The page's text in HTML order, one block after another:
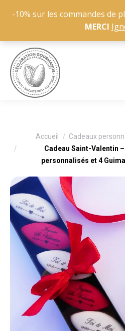
-10% sur les commandes de
MERCI
Vous êtes ici :
Accueil
Cadeaux
Cadeau Saint-Valentin
personnalisés et 4